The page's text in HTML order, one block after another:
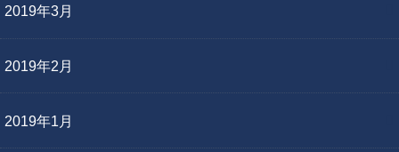
2019年3月
2019年2月
2019年1月